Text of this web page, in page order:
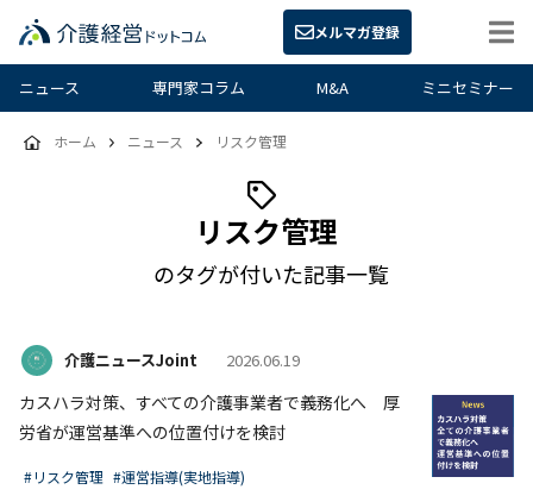
メルマガ登録
ニュース 専門家コラム M&A ミニセミナー
リスク管理
のタグが付いた記事一覧
ホーム ニュース リスク管理
介護ニュースJoint 2026.06.19
カスハラ対策、すべての介護事業者で義務化へ 厚
労省が運営基準への位置付けを検討
#リスク管理 #運営指導(実地指導)